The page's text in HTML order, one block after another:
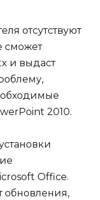
отсутствуют
сможет
и выдаст
2010.
Office.
обновления,